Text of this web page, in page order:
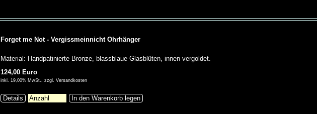
Forget me Not - Vergissmeinnicht Ohrhänger
Material: Handpatinierte Bronze, blassblaue Glasblüten, innen vergoldet.
124,00 Euro
inkl. 19,00% MwSt., zzgl. Versandkosten
Details In den Warenkorb legen